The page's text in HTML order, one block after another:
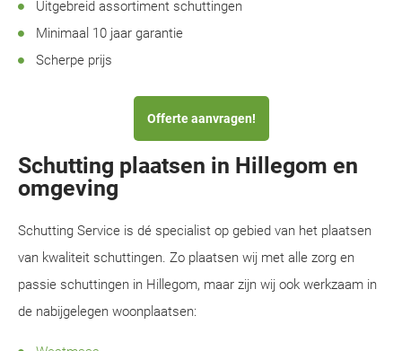
Uitgebreid assortiment schuttingen
Minimaal 10 jaar garantie
Scherpe prijs
Offerte aanvragen!
Schutting plaatsen in Hillegom en
omgeving
Schutting Service is dé specialist op gebied van het plaatsen
van kwaliteit schuttingen. Zo plaatsen wij met alle zorg en
passie schuttingen in Hillegom, maar zijn wij ook werkzaam in
de nabijgelegen woonplaatsen: